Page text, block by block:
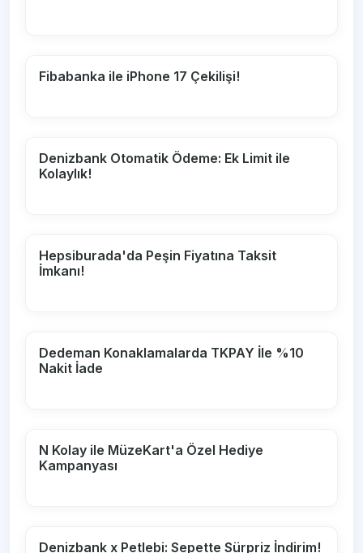
Fibabanka ile iPhone 17 Çekilişi!
Denizbank Otomatik Ödeme: Ek Limit ile
Kolaylık!
Hepsiburada'da Peşin Fiyatına Taksit
İmkanı!
Dedeman Konaklamalarda TKPAY İle %10
Nakit İade
N Kolay ile MüzeKart'a Özel Hediye
Kampanyası
Denizbank x Petlebi: Sepette Sürpriz İndirim!